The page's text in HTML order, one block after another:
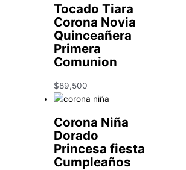
Tocado Tiara
Corona Novia
Quinceañera
Primera
Comunion
$89,500
Corona Niña
Dorado
Princesa fiesta
Cumpleaños